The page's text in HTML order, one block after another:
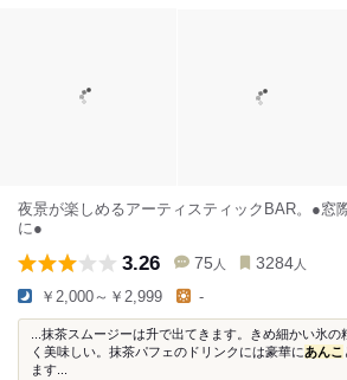
夜景が楽しめるアーティスティックBAR。●窓
に●
3.26 75 人 3284 人
￥2,000～￥2,999 -
...抹茶スムージーは升で出てきます。きめ細かい氷
く美味しい。抹茶パフェのドリンクには豪華にあんこ
ます...